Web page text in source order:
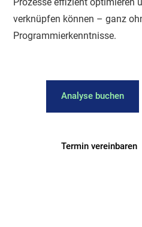
verknüpfen können – ganz
Programmierkenntnisse.
Analyse buchen
Termin vereinbaren